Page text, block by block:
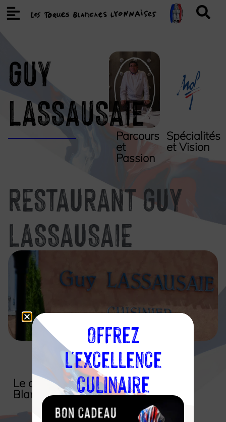
Guy
LASSAUSAIE
Parcours
et
Passion
Spécialités
et Vision
Le chef et l’association des Toques
Blanches Lyonnaises
Découvrir l'établissement
RESTAURANT GUY
LASSAUSAIE
Offrez
l'excellence
culinaire